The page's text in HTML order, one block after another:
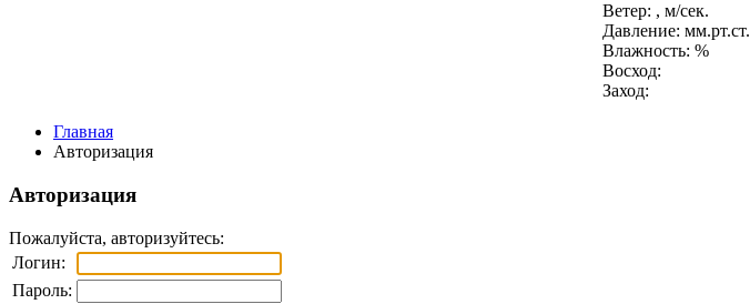
Ветер: , м/сек.
Давление: мм.рт.ст.
Влажность: %
Восход:
Заход:
Главная
Авторизация
Авторизация
Пожалуйста, авторизуйтесь:
Логин:
Пароль: